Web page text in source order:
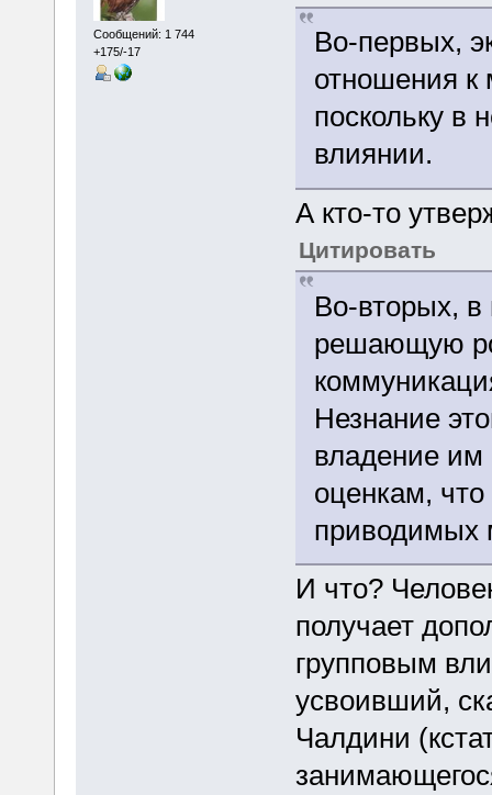
Сообщений: 1 744
+175/-17
Во-первых,
отношения
поскольку в
влиянии.
А кто-то
Цитировать
Во-вторых,
решающую
Незнание
владение им
оценкам,
приводимых
И что?
получает
групповым
усвоивший,
Чалдини